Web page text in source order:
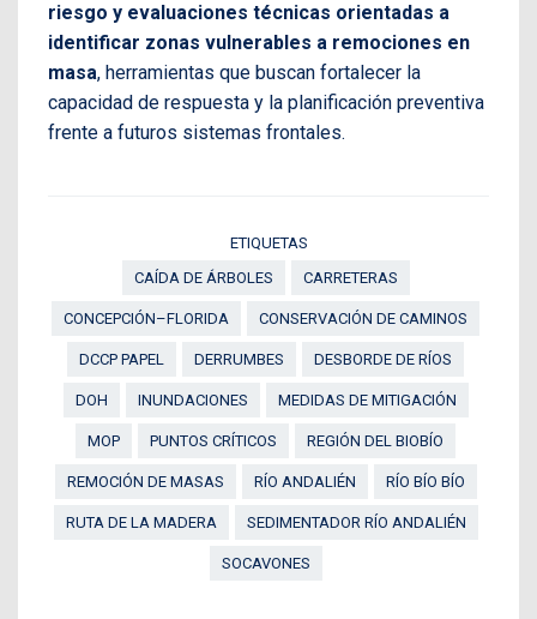
riesgo y evaluaciones técnicas orientadas a
identificar zonas vulnerables a remociones en
masa, herramientas que buscan fortalecer la
capacidad de respuesta y la planificación preventiva
frente a futuros sistemas frontales.
ETIQUETAS
CAÍDA DE ÁRBOLES
CARRETERAS
CONCEPCIÓN–FLORIDA CONSERVACIÓN DE CAMINOS
DCCP PAPEL DERRUMBES DESBORDE DE RÍOS
DOH INUNDACIONES MEDIDAS DE MITIGACIÓN
MOP PUNTOS CRÍTICOS REGIÓN DEL BIOBÍO
REMOCIÓN DE MASAS RÍO ANDALIÉN RÍO BÍO BÍO
RUTA DE LA MADERA SEDIMENTADOR RÍO ANDALIÉN
SOCAVONES